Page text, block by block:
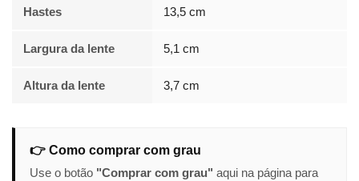
Hastes 13,5 cm
Largura da lente 5,1 cm
Altura da lente 3,7 cm
👉 Como comprar com grau
Use o botão "Comprar com grau" aqui na página para